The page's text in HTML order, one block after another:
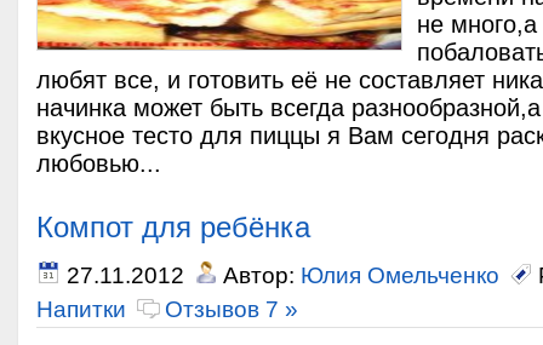
не
любят все, и готовить её не составляет
начинка может быть всегда разнообразной,а
вкусное тесто для пиццы я Вам сегодня
любовью...
Компот для ребёнка
27.11.2012 Автор: Юлия Омельченко
Напитки
Отзывов 7 »